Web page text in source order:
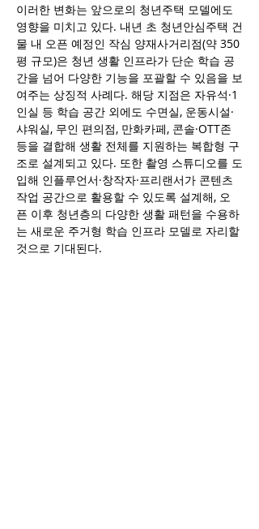
이러한 변화는 앞으로의 청년주택 모델에도
영향을 미치고 있다. 내년 초 청년안심주택 건
물 내 오픈 예정인 작심 양재사거리점(약 350
평 규모)은 청년 생활 인프라가 단순 학습 공
간을 넘어 다양한 기능을 포괄할 수 있음을 보
여주는 상징적 사례다. 해당 지점은 자유석·1
인실 등 학습 공간 외에도 수면실, 운동시설·
샤워실, 무인 편의점, 만화카페, 콘솔·OTT존
등을 결합해 생활 전체를 지원하는 복합형 구
조로 설계되고 있다. 또한 촬영 스튜디오를 도
입해 인플루언서·창작자·프리랜서가 콘텐츠
작업 공간으로 활용할 수 있도록 설계해, 오
픈 이후 청년층의 다양한 생활 패턴을 수용하
는 새로운 주거형 학습 인프라 모델로 자리할
것으로 기대된다.